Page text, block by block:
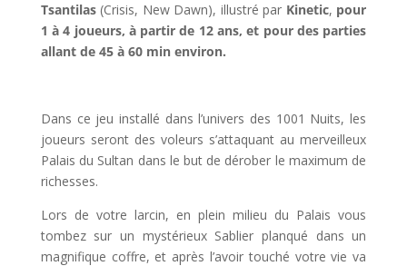
Tsantilas(Crisis, New Dawn), illustré par Kinetic, pour
1 à 4 joueurs, à partir de 12 ans, et pour des parties
allant de 45 à 60 min environ.
Dans ce jeu installé dans l’univers des 1001 Nuits, les
joueurs seront des voleurs s’attaquant au merveilleux
Palais du Sultan dans le but de dérober le maximum de
richesses.
Lors de votre larcin, en plein milieu du Palais vous
tombez sur un mystérieux Sablier planqué dans un
magnifique coffre, et après l’avoir touché votre vie va